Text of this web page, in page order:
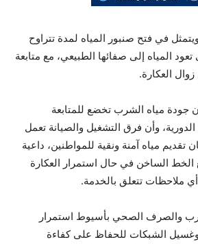
في فتح صنبور المياه لمدة تتراوح
حتى تعود المياه إلى صفائها الطبيعي، مع متابعة
العكارة.
مياه الشرب تخضع للمتابعة
وأن فرق التشغيل والصيانة تعمل
مياه آمنة ونقية للمواطنين، داعية
الخط الساخن في حال استمرار العكارة
ملاحظات تتعلق بالخدمة.
والصرف الصحي بأسيوط استمرار
وغسيل الشبكات للحفاظ على كفاءة